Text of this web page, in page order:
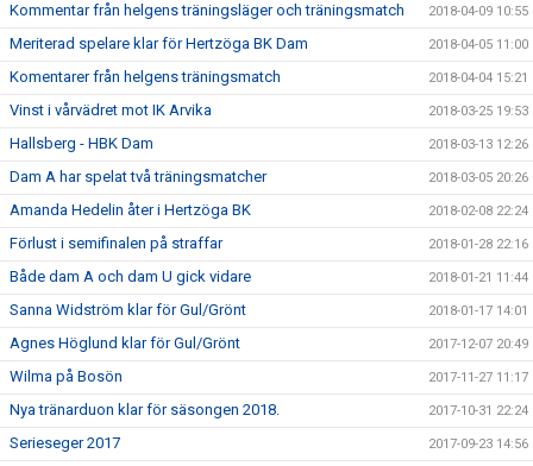
Kommentar från helgens träningsläger och träningsmatch 2018-04-09 10:55
Meriterad spelare klar för Hertzöga BK Dam 2018-04-05 11:00
Komentarer från helgens träningsmatch 2018-04-04 15:21
Vinst i vårvädret mot IK Arvika 2018-03-25 19:53
Hallsberg - HBK Dam 2018-03-13 12:26
Dam A har spelat två träningsmatcher 2018-03-05 20:26
Amanda Hedelin åter i Hertzöga BK 2018-02-08 22:24
Förlust i semifinalen på straffar 2018-01-28 22:16
Både dam A och dam U gick vidare 2018-01-21 11:44
Sanna Widström klar för Gul/Grönt 2018-01-17 14:01
Agnes Höglund klar för Gul/Grönt 2017-12-07 20:49
Wilma på Bosön 2017-11-27 11:17
Nya tränarduon klar för säsongen 2018. 2017-10-31 22:24
Serieseger 2017 2017-09-23 14:56